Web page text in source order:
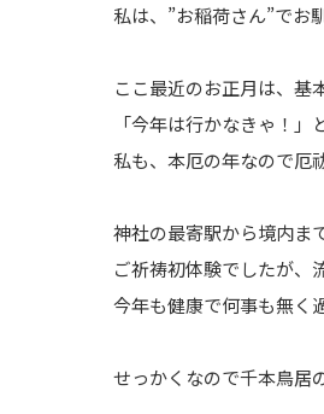
私は、”お稲荷さん”でお
ここ最近のお正月は、基
「今年は行かなきゃ！
私も、本厄の年なので厄
神社の最寄駅から境内ま
ご祈祷初体験でしたが、
今年も健康で何事も無く
せっかくなので千本鳥居